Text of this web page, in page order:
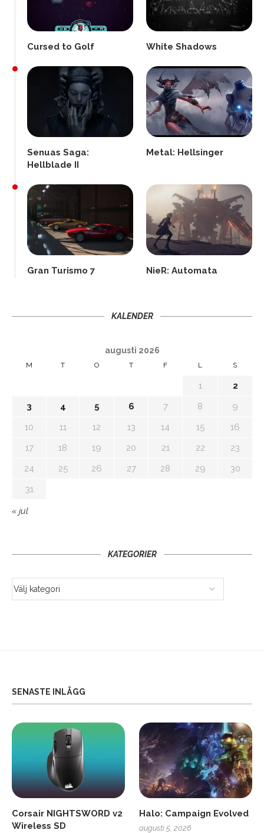
Cursed to Golf White Shadows
Senuas Saga:
Hellblade II
Metal: Hellsinger
Gran Turismo 7 NieR: Automata
KALENDER
augusti 2026
M T O T F L S
1
2
3
4 5 6 7 8
9
10
11 12 13 14 15
16
17
18 19 20 21 22
23
24
25 26 27 28 29
30
31
« jul
KATEGORIER
SENASTE INLÄGG
Corsair NIGHTSWORD v2
Wireless SD
Halo: Campaign Evolved
augusti 5, 2026